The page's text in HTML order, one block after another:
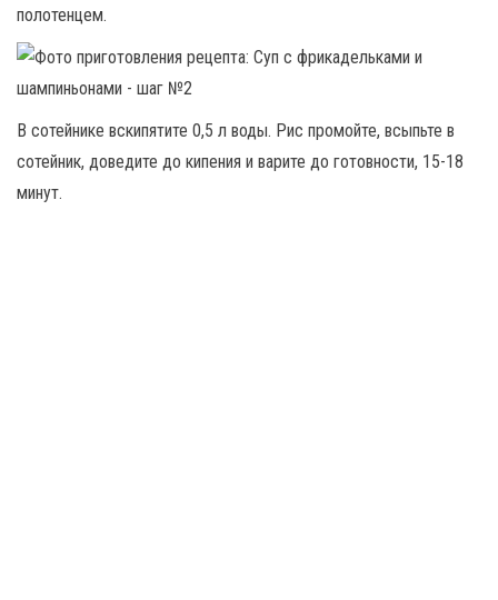
полотенцем.
В сотейнике вскипятите 0,5 л воды. Рис промойте, всыпьте в
сотейник, доведите до кипения и варите до готовности, 15-18
минут.